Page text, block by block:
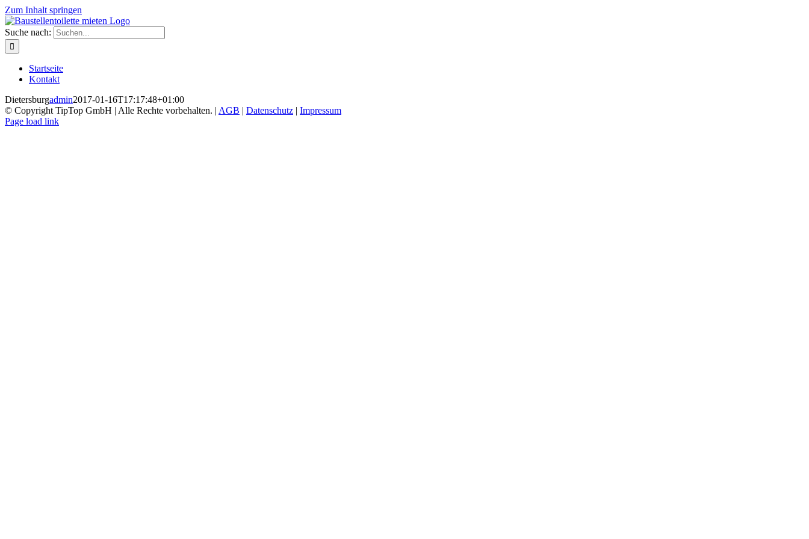
Zum Inhalt springen
Suche nach:
Startseite
Kontakt
Dietersburgadmin2017-01-16T17:17:48+01:00
© Copyright TipTop GmbH | Alle Rechte vorbehalten. | AGB | Datenschutz | Impressum
Page load link